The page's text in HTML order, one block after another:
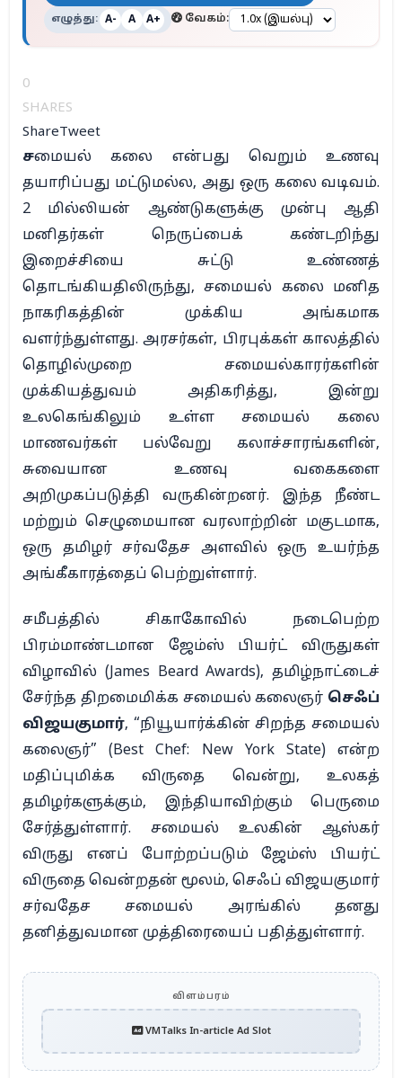
எழுத்து: A- A A+ வேகம்:
0
SHARES
ShareTweet
சமையல் கலை என்பது வெறும் உணவு
தயாரிப்பது மட்டுமல்ல, அது ஒரு கலை வடிவம்.
2 மில்லியன் ஆண்டுகளுக்கு முன்பு ஆதி
மனிதர்கள் நெருப்பைக் கண்டறிந்து
இறைச்சியை சுட்டு உண்ணத்
தொடங்கியதிலிருந்து, சமையல் கலை மனித
நாகரிகத்தின் முக்கிய அங்கமாக
வளர்ந்துள்ளது. அரசர்கள், பிரபுக்கள் காலத்தில்
தொழில்முறை சமையல்காரர்களின்
முக்கியத்துவம் அதிகரித்து, இன்று
உலகெங்கிலும் உள்ள சமையல் கலை
மாணவர்கள் பல்வேறு கலாச்சாரங்களின்,
சுவையான உணவு வகைகளை
அறிமுகப்படுத்தி வருகின்றனர். இந்த நீண்ட
மற்றும் செழுமையான வரலாற்றின் மகுடமாக,
ஒரு தமிழர் சர்வதேச அளவில் ஒரு உயர்ந்த
அங்கீகாரத்தைப் பெற்றுள்ளார்.
சமீபத்தில் சிகாகோவில் நடைபெற்ற
பிரம்மாண்டமான ஜேம்ஸ் பியர்ட் விருதுகள்
விழாவில் (James Beard Awards), தமிழ்நாட்டைச்
சேர்ந்த திறமைமிக்க சமையல் கலைஞர் செஃப்
விஜயகுமார், “நியூயார்க்கின் சிறந்த சமையல்
கலைஞர்” (Best Chef: New York State) என்ற
மதிப்புமிக்க விருதை வென்று, உலகத்
தமிழர்களுக்கும், இந்தியாவிற்கும் பெருமை
சேர்த்துள்ளார். சமையல் உலகின் ஆஸ்கர்
விருது எனப் போற்றப்படும் ஜேம்ஸ் பியர்ட்
விருதை வென்றதன் மூலம், செஃப் விஜயகுமார்
சர்வதேச சமையல் அரங்கில் தனது
தனித்துவமான முத்திரையைப் பதித்துள்ளார்.
விளம்பரம்
VMTalks In-article Ad Slot